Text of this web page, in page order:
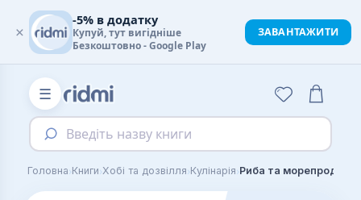
☰
Введіть назву книги
Головна›Книги›Хобі та дозвілля›Кулінарія›Риба та морепродукти
×
-5% в додатку
Купуй, тут вигідніше
Безкоштовно - Google Play
ЗАВАНТАЖИТИ